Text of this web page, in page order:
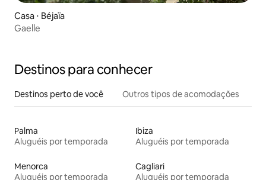
Casa ⋅ Béjaïa
Gaelle
Destinos para conhecer
Destinos perto de você Outros tipos de acomodações
Palma
Aluguéis por temporada
Ibiza
Aluguéis por temporada
Menorca
Aluguéis por temporada
Cagliari
Aluguéis por temporada